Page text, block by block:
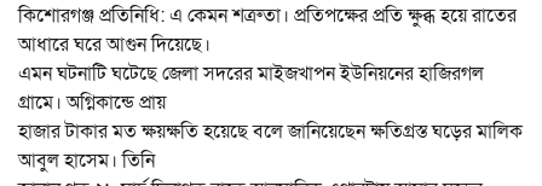
কিশোরগঞ্জ প্রতিনিধি: এ কেমন শত্রুতা। প্রতিপক্ষের প্রতি ক্ষুব্ধ হয়ে রাতের
আধারে ঘরে আগুন দিয়েছে।
এমন ঘটনাটি ঘটেছে জেলা সদরের মাইজখাপন ইউনিয়নের হাজিরগল
গ্রামে। অগ্নিকান্ডে প্রায়
হাজার টাকার মত ক্ষয়ক্ষতি হয়েছে বলে জানিয়েছেন ক্ষতিগ্রস্ত ঘড়ের মালিক
আবুল হাসেম। তিনি